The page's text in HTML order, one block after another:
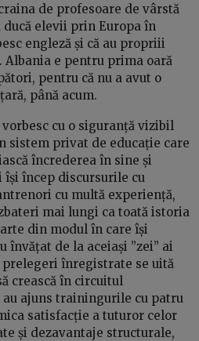
de profesoare de vârstă
ducă elevii prin Europa în
engleză și că au propriii
Albania e pentru prima oară
pentru că nu a avut o
până acum.
cu o siguranță vizibil
sistem privat de educație care
încrederea în sine și
încep discursurile cu
cu multă experiență,
mai lungi ca toată istoria
din modul în care își
învățat de la aceiași ”zei” ai
înregistrate se uită
crească în circuitul
ajuns trainingurile cu patru
satisfacție a tuturor celor
și dezavantaje structurale,